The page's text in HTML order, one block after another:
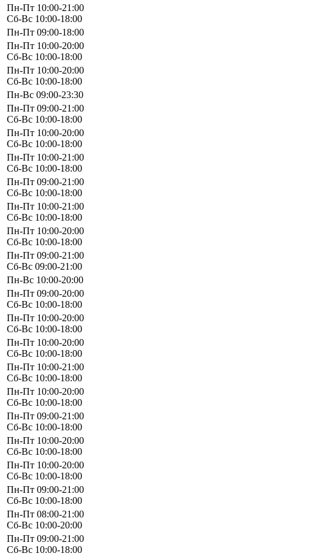
Пн-Пт 10:00-21:00
Сб-Вс 10:00-18:00
Пн-Пт 09:00-18:00
Пн-Пт 10:00-20:00
Сб-Вс 10:00-18:00
Пн-Пт 10:00-20:00
Сб-Вс 10:00-18:00
Пн-Вс 09:00-23:30
Пн-Пт 09:00-21:00
Сб-Вс 10:00-18:00
Пн-Пт 10:00-20:00
Сб-Вс 10:00-18:00
Пн-Пт 10:00-21:00
Сб-Вс 10:00-18:00
Пн-Пт 09:00-21:00
Сб-Вс 10:00-18:00
Пн-Пт 10:00-21:00
Сб-Вс 10:00-18:00
Пн-Пт 10:00-20:00
Сб-Вс 10:00-18:00
Пн-Пт 09:00-21:00
Сб-Вс 09:00-21:00
Пн-Вс 10:00-20:00
Пн-Пт 09:00-20:00
Сб-Вс 10:00-18:00
Пн-Пт 10:00-20:00
Сб-Вс 10:00-18:00
Пн-Пт 10:00-20:00
Сб-Вс 10:00-18:00
Пн-Пт 10:00-21:00
Сб-Вс 10:00-18:00
Пн-Пт 10:00-20:00
Сб-Вс 10:00-18:00
Пн-Пт 09:00-21:00
Сб-Вс 10:00-18:00
Пн-Пт 10:00-20:00
Сб-Вс 10:00-18:00
Пн-Пт 10:00-20:00
Сб-Вс 10:00-18:00
Пн-Пт 09:00-21:00
Сб-Вс 10:00-18:00
Пн-Пт 08:00-21:00
Сб-Вс 10:00-20:00
Пн-Пт 09:00-21:00
Сб-Вс 10:00-18:00